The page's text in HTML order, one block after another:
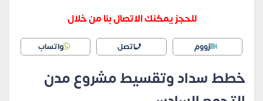
للحجز يمكنك الاتصال بنا من خلال
زووم اتصل واتساب
خطط سداد وتقسيط مشروع مدن